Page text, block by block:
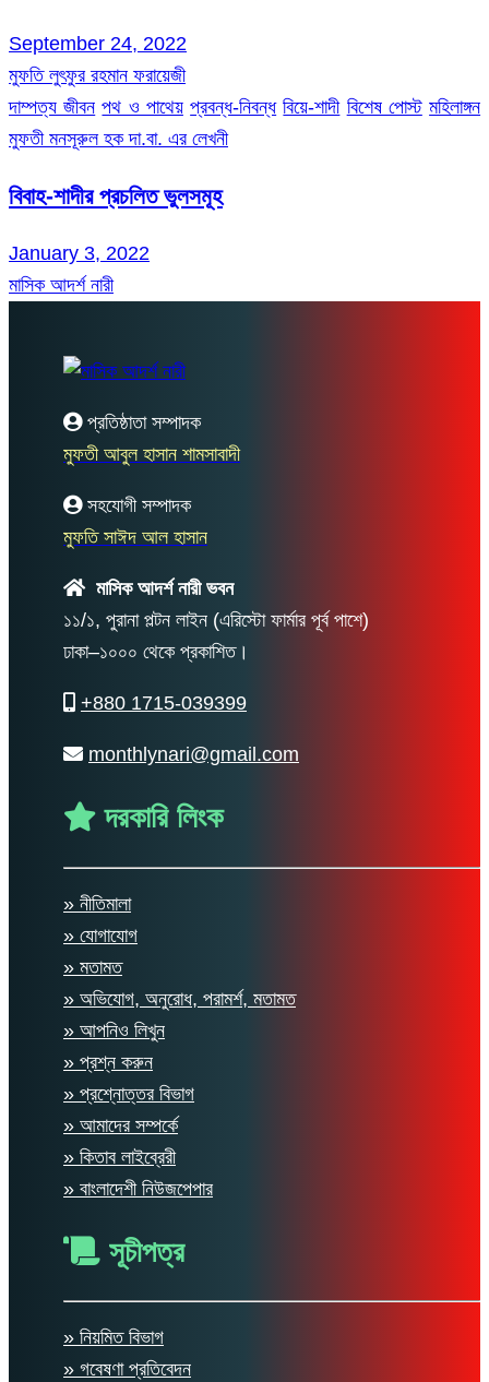
September 24, 2022
মুফতি লুৎফুর রহমান ফরায়েজী
দাম্পত্য জীবন পথ ও পাথেয় প্রবন্ধ-নিবন্ধ বিয়ে-শাদী বিশেষ পোস্ট মহিলাঙ্গন
মুফতী মনসূরুল হক দা.বা. এর লেখনী
বিবাহ-শাদীর প্রচলিত ভুলসমূহ
January 3, 2022
মাসিক আদর্শ নারী
প্রতিষ্ঠাতা সম্পাদক
মুফতী আবুল হাসান শামসাবাদী
সহযোগী সম্পাদক
মুফতি সাঈদ আল হাসান
মাসিক আদর্শ নারী ভবন
১১/১, পুরানা পল্টন লাইন (এরিস্টো ফার্মার পূর্ব পাশে)
ঢাকা–১০০০ থেকে প্রকাশিত।
+880 1715-039399
monthlynari@gmail.com
দরকারি লিংক
» নীতিমালা
» যোগাযোগ
» মতামত
» অভিযোগ, অনুরোধ, পরামর্শ, মতামত
» আপনিও লিখুন
» প্রশ্ন করুন
» প্রশ্নোত্তর বিভাগ
» আমাদের সম্পর্কে
» কিতাব লাইব্রেরী
» বাংলাদেশী নিউজপেপার
সূচীপত্র
» নিয়মিত বিভাগ
» গবেষণা প্রতিবেদন